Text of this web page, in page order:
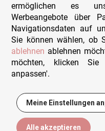
15,95 €
Wir sind
+49
ermöglichen es
Werbeangebote über
Navigationsdaten auf
Sie können wählen, ob
ablehnen ablehnen
möchten, klicken Sie
anpassen'.
Meine Einstellungen
Alle akzeptieren